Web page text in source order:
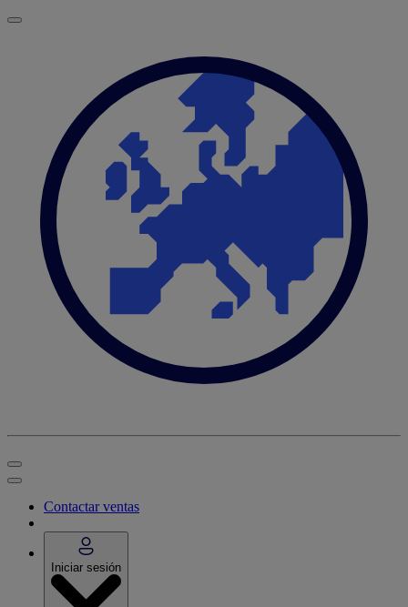
Contactar ventas
Iniciar sesión